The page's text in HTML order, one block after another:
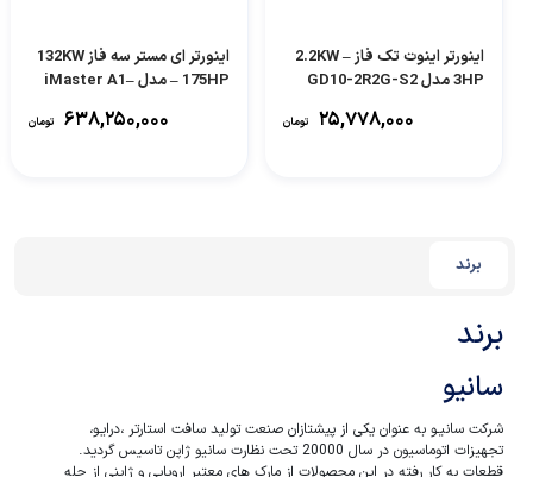
اینورتر اینوت تک فاز 2.2KW –
3HP مدل GD10-2R2G-S2
۲۵,۷۷۸,۰۰۰ تومان
اینورتر ای مستر سه فاز 132KW
– 175HP مدل iMaster A1–
۶۳۸,۲۵۰,۰۰۰ تومان
برند
برند
سانیو
شرکت سانیـو به عنوان یکی از پیشتازان صنعت تولید سافت استارتر ،درایـو،
تجهیزات اتوماسیون در سال 20000 تحت نظارت سانیو ژاپن تاسیس گردید.
قطعات به کار رفته در این محصولات از مارک های معتبر اروپایی و ژاپنی از جله